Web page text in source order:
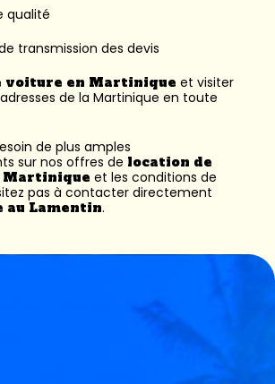
qualité
transmission des devis
voiture en Martinique et visiter
de la Martinique en toute
de plus amples
sur nos offres de location de
Martinique et les conditions de
pas à contacter directement
au Lamentin.